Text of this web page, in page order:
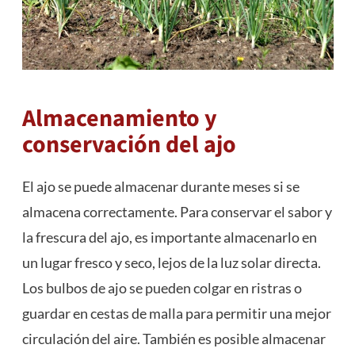
Almacenamiento y
conservación del ajo
El ajo se puede almacenar durante meses si se
almacena correctamente. Para conservar el sabor y
la frescura del ajo, es importante almacenarlo en
un lugar fresco y seco, lejos de la luz solar directa.
Los bulbos de ajo se pueden colgar en ristras o
guardar en cestas de malla para permitir una mejor
circulación del aire. También es posible almacenar